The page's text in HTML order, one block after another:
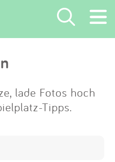
×
lade Fotos hoch
Tipps.